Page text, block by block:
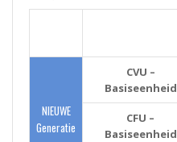
NIEUWE
Generatie
CVU –
Basiseenheid
CFU –
Basiseenheid